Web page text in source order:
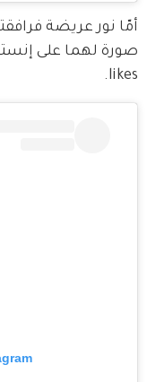
أمّا نور عريضة
likes.